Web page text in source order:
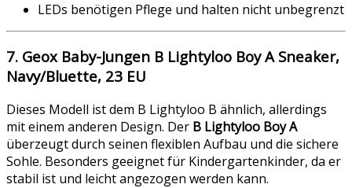
LEDs benötigen Pflege und halten nicht unbegrenzt
7. Geox Baby-Jungen B Lightyloo Boy A Sneaker,
Navy/Bluette, 23 EU
Dieses Modell ist dem B Lightyloo B ähnlich, allerdings
mit einem anderen Design. Der B Lightyloo Boy A
überzeugt durch seinen flexiblen Aufbau und die sichere
Sohle. Besonders geeignet für Kindergartenkinder, da er
stabil ist und leicht angezogen werden kann.